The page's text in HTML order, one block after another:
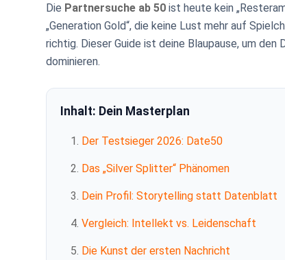
Die Partnersuche ab 50 ist heute kein
„Generation Gold“, die keine Lust mehr auf
richtig. Dieser Guide ist deine Blaupause, um
dominieren.
Inhalt: Dein Masterplan
Der Testsieger 2026: Date50
Das „Silver Splitter“ Phänomen
Dein Profil: Storytelling statt Datenblatt
Vergleich: Intellekt vs. Leidenschaft
Die Kunst der ersten Nachricht